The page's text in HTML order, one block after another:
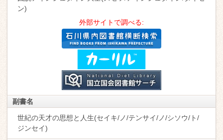
ン)
外部サイトで調べる:
副書名
世紀の天才の思想と人生(セイキ/ノ/テンサイ/ノ/シソウ/ト/
ジンセイ)